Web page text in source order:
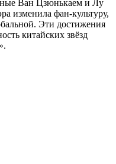
Ван Цзюнькаем и Лу
изменила фан-культуру,
Эти достижения
китайских звёзд